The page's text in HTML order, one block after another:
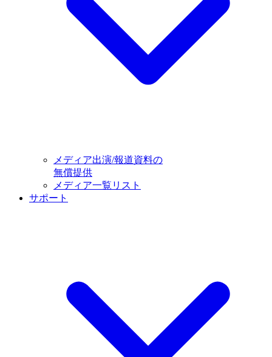
メディア出演/報道資料の
無償提供
メディア一覧リスト
サポート